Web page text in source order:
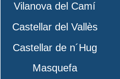
Vilanova del Camí
Castellar del Vallès
Castellar de n´Hug
Masquefa